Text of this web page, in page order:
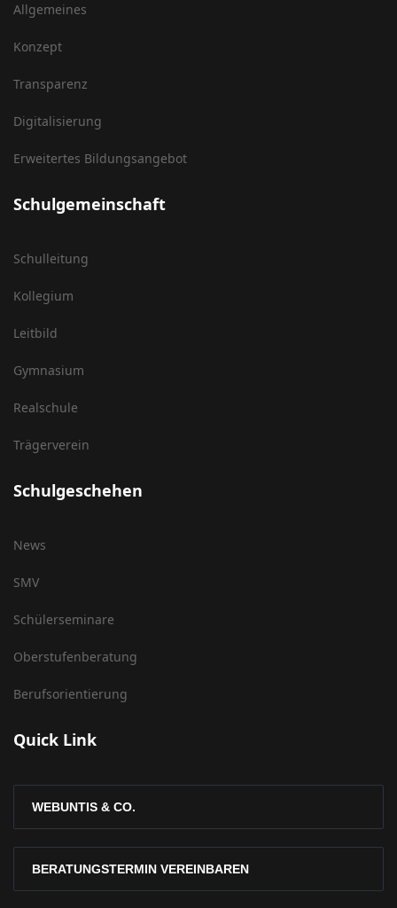
Allgemeines
Konzept
Transparenz
Digitalisierung
Erweitertes Bildungsangebot
Schulgemeinschaft
Schulleitung
Kollegium
Leitbild
Gymnasium
Realschule
Trägerverein
Schulgeschehen
News
SMV
Schülerseminare
Oberstufenberatung
Berufsorientierung
Quick Link
WEBUNTIS & CO.
BERATUNGSTERMIN VEREINBAREN